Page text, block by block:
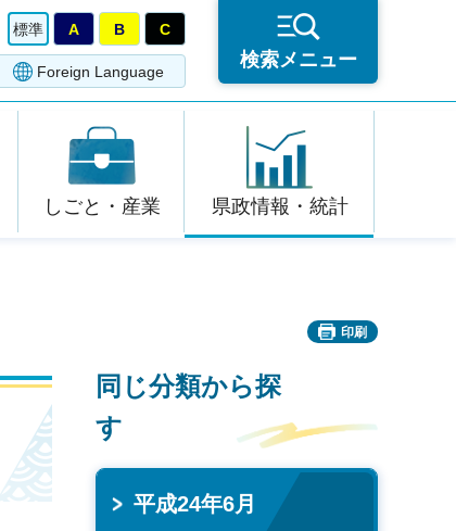
標準 A B C
Foreign Language
検索メニュー
しごと・産業 県政情報・統計
印刷
同じ分類から探
す
平成24年6月